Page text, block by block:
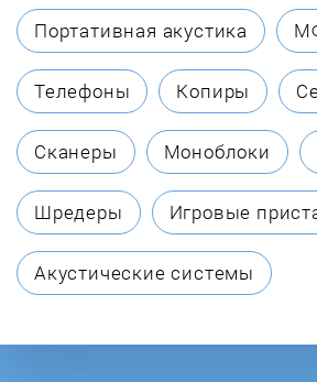
Портативная акустика
Телефоны Копиры
Сканеры Моноблоки
Шредеры Игровые
Акустические системы